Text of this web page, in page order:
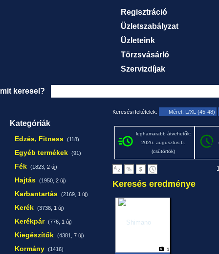
Regisztráció
Üzletszabályzat
Üzleteink
Törzsvásárló
Szervizdíjak
mit keresel?
Kategóriák
Edzés, Fitness (118)
Egyéb termékek (91)
Fék (1823, 2 új)
Hajtás (1950, 2 új)
Karbantartás (2169, 1 új)
Kerék (3738, 1 új)
Kerékpár (776, 1 új)
Kiegészítők (4381, 7 új)
Kormány (1416)
Keresési feltételek: Méret: L/XL (45-48)
leghamarabb átvehetők:
2026. augusztus 6.
(csütörtök)
Keresés eredménye
1